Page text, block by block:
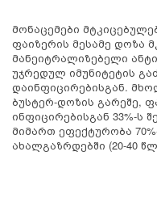
მონაცემები
ფაიზერის მესამე დოზა
მანეიტრალიზებელი
უჯრედულ იმუნიტეტის
დაინფიცირებისგან.
ბუსტერ-დოზის გარეშე,
ინფიცირებისგან 33%-ს
მიმართ ეფექტურობა
ახალგაზრდებში (20-40